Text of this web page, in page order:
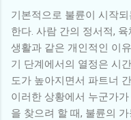
기본적으로 불륜이 시작
한다. 사람 간의 정서적,
생활과 같은 개인적인 이
기 단계에서의 열정은 시
도가 높아지면서 파트너
이러한 상황에서 누군가
을 찾으려 할 때, 불륜의